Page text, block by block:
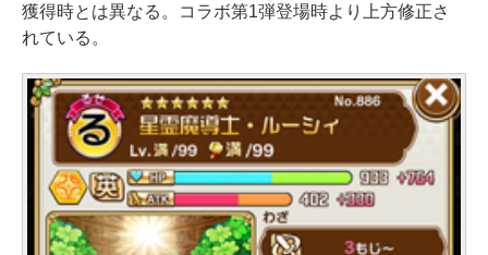
獲得時とは異なる。コラボ第1弾登場時より上方修正さ
れている。